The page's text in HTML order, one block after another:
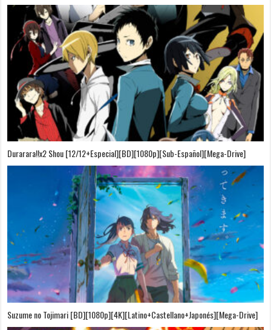
Durarara!!x2 Shou [12/12+Especial][BD][1080p][Sub-Español][Mega-Drive]
Suzume no Tojimari [BD][1080p][4K][Latino+Castellano+Japonés][Mega-Drive]